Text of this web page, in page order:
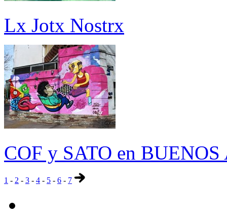
Lx Jotx Nostrx
COF y SATO en
1 - 2 - 3 - 4 - 5 - 6 - 7